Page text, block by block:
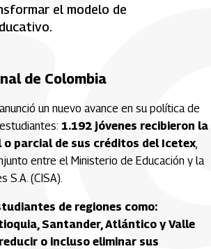
el modelo de
de Colombia
un nuevo avance en su política de
1.192 jóvenes recibieron la
parcial de sus créditos del Icetex,
entre el Ministerio de Educación y la
S.A. (CISA).
de regiones como:
Santander, Atlántico y Valle
o incluso eliminar sus